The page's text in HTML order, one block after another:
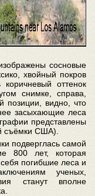
сосновые
хвойный покров
оттенок
снимке, справа,
позиции, видно, что
засыхающие леса
представлены
съёмки США).
подверглась самой
800 лет, которая
погибшие леса и
ученых,
станут вполне